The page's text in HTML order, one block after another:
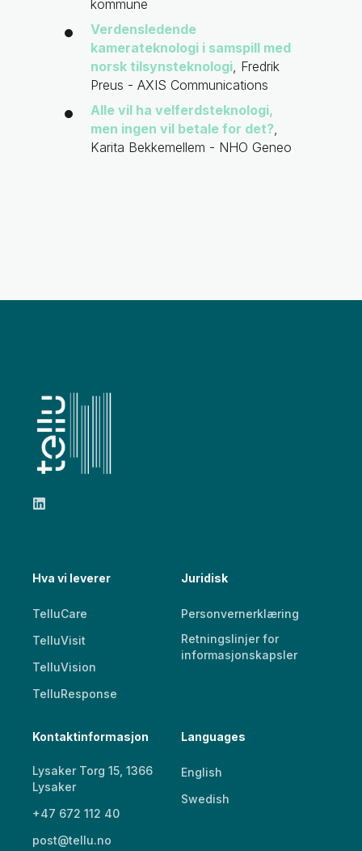
kommune
Verdensledende
kamerateknologi i samspill med
norsk tilsynsteknologi , Fredrik
Preus - AXIS Communications
Alle vil ha velferdsteknologi,
men ingen vil betale for det?
Karita Bekkemellem - NHO Geneo
Hva vi leverer
TelluCare
TelluVisit
TelluVision
TelluResponse
Juridisk
Personvernerklæring
Retningslinjer for
informasjonskapsler
Kontaktinformasjon
Lysaker Torg 15, 1366
Lysaker
+47 672 112 40
post@tellu.no
Languages
English
Swedish